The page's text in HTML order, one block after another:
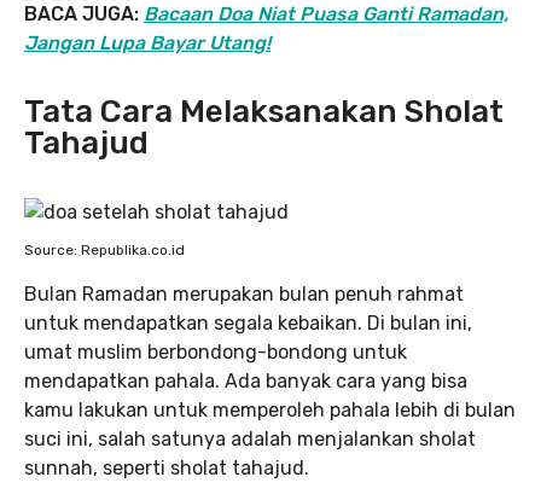
BACA JUGA: Bacaan Doa Niat Puasa Ganti Ramadan,
Jangan Lupa Bayar Utang!
Tata Cara Melaksanakan Sholat
Tahajud
Source: Republika.co.id
Bulan Ramadan merupakan bulan penuh rahmat
untuk mendapatkan segala kebaikan. Di bulan ini,
umat muslim berbondong-bondong untuk
mendapatkan pahala. Ada banyak cara yang bisa
kamu lakukan untuk memperoleh pahala lebih di bulan
suci ini, salah satunya adalah menjalankan sholat
sunnah, seperti sholat tahajud.